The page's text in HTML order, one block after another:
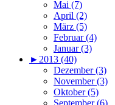
Mai (7)
April (2)
März (5)
Februar (4)
Januar (3)
► 2013 (40)
Dezember (3)
November (3)
Oktober (5)